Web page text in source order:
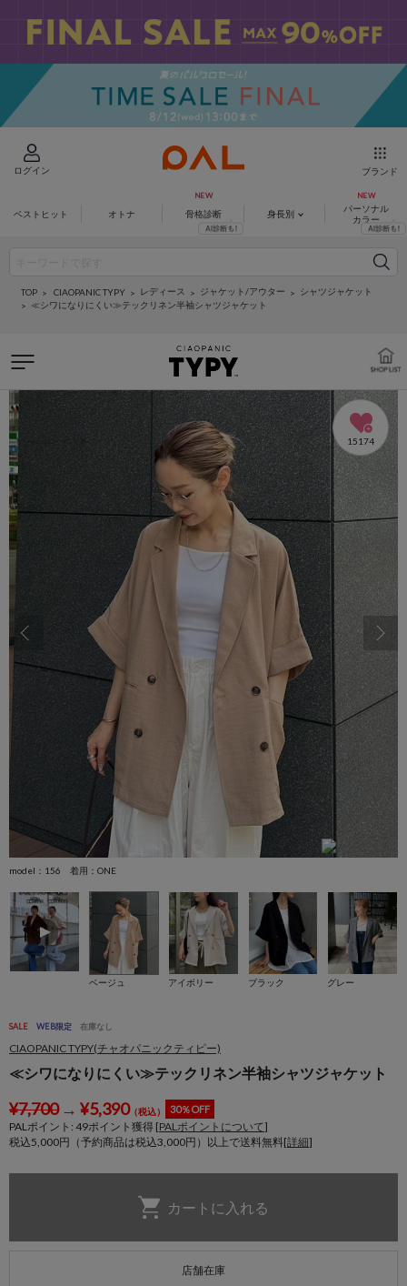
ログイン ブランド
ベストヒット オトナ 骨格診断 身長別
パーソナル
カラー
TOP CIAOPANIC TYPY レディース ジャケット/アウター
シャツジャケット
≪シワになりにくい≫テックリネン半袖シャツジャケット
15174
model：156 着用：ONE
ベージュ アイボリー ブラック グレー
SALE WEB限定 在庫なし
CIAOPANIC TYPY(チャオパニックティピー)
≪シワになりにくい≫テックリネン半袖シャツジャケット
¥7,700→ ¥5,390（税込） 30％OFF
PALポイント: 49ポイント獲得 [PALポイントについて]
税込5,000円（予約商品は税込3,000円）以上で送料無料[詳細]
店舗在庫